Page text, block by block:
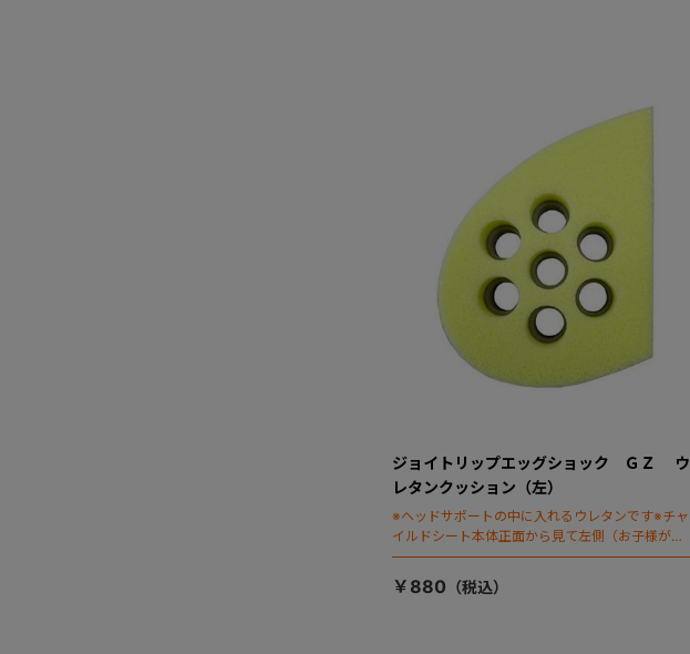
ジョイトリップエッグショック ＧＺ ウ
レタンクッション（左）
※ヘッドサポートの中に入れるウレタンです※チャ
イルドシート本体正面から見て左側（お子様がチ
ャイルドシートに座った状態で右手側となりま
す）
￥880